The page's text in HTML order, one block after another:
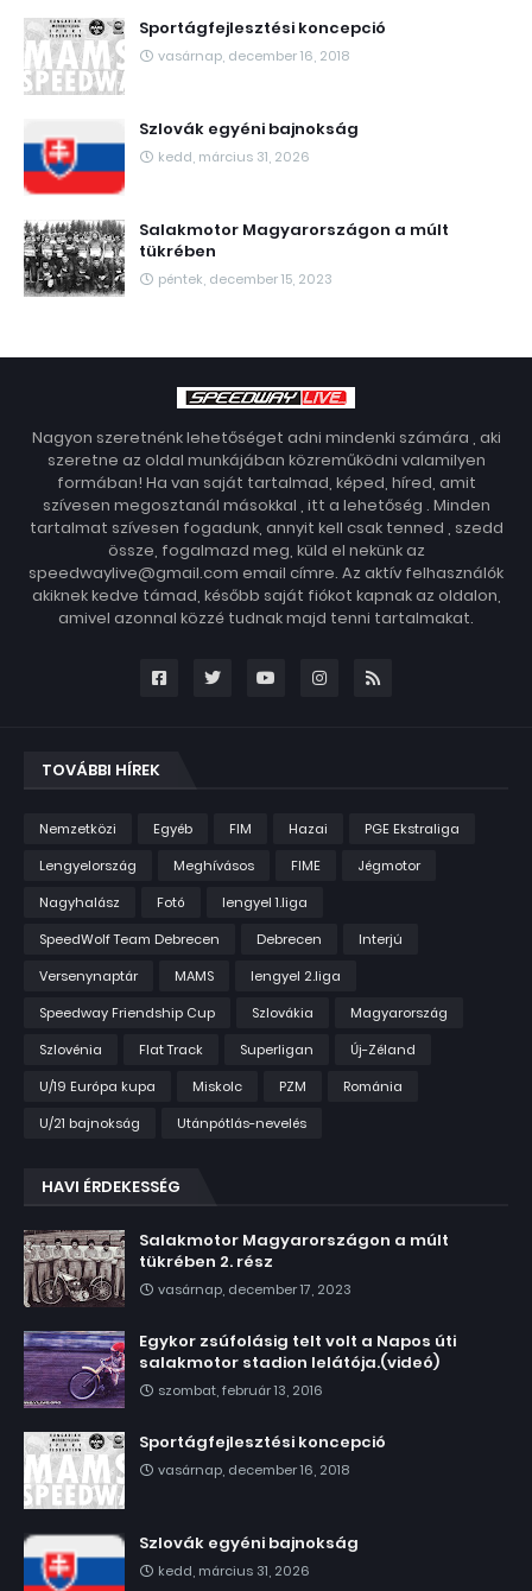
Sportágfejlesztési koncepció
vasárnap, december 16, 2018
Szlovák egyéni bajnokság
kedd, március 31, 2026
Salakmotor Magyarországon a múlt
tükrében
péntek, december 15, 2023
Nagyon szeretnénk lehetőséget adni mindenki számára , aki
szeretne az oldal munkájában közreműködni valamilyen
formában! Ha van saját tartalmad, képed, híred, amit
szívesen megosztanál másokkal , itt a lehetőség . Minden
tartalmat szívesen fogadunk, annyit kell csak tenned , szedd
össze, fogalmazd meg, küld el nekünk az
speedwaylive@gmail.com email címre. Az aktív felhasználók
akiknek kedve támad, később saját fiókot kapnak az oldalon,
amivel azonnal közzé tudnak majd tenni tartalmakat.
TOVÁBBI HÍREK
Nemzetközi Egyéb FIM Hazai
PGE Ekstraliga
Lengyelország
Meghívásos FIME
Jégmotor
Nagyhalász
Fotó
lengyel 1.liga
SpeedWolf Team Debrecen
Debrecen
Interjú
Versenynaptár
MAMS
lengyel 2.liga
Speedway Friendship Cup
Szlovákia
Magyarország
Szlovénia
Flat Track Superligan
Új-Zéland
U/19 Európa kupa
Miskolc PZM
Románia
U/21 bajnokság
Utánpótlás-nevelés
HAVI ÉRDEKESSÉG
Salakmotor Magyarországon a múlt
tükrében 2. rész
vasárnap, december 17, 2023
Egykor zsúfolásig telt volt a Napos úti
salakmotor stadion lelátója.(videó)
szombat, február 13, 2016
Sportágfejlesztési koncepció
vasárnap, december 16, 2018
Szlovák egyéni bajnokság
kedd, március 31, 2026